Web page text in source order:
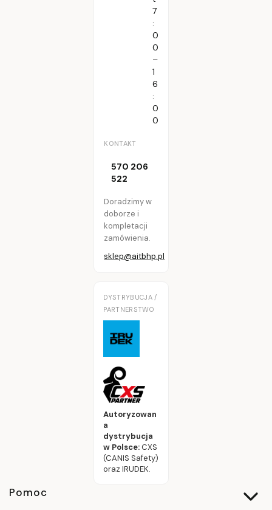
7
:
0
0
–
1
6
:
0
0
KONTAKT
570 206
522
Doradzimy w
doborze i
kompletacji
zamówienia.
sklep@aitbhp.pl
DYSTRYBUCJA /
PARTNERSTWO
Autoryzowan
a
dystrybucja
w Polsce:CXS
(CANIS Safety)
oraz IRUDEK.
Linki w stopce
Pomoc